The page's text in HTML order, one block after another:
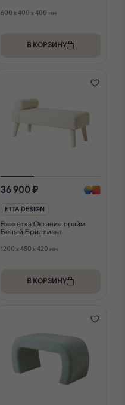
600 x 400 x 400 мм
В КОРЗИНУ
36 900 ₽
ETTA DESIGN
Банкетка Октавия прайм
Белый Бриллиант
1200 x 450 x 420 мм
В КОРЗИНУ